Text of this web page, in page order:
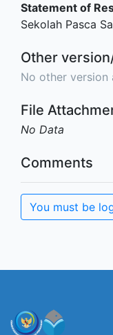
Statement of
Sekolah Pasca
Other
No other version
File
No Data
Comments
You must be